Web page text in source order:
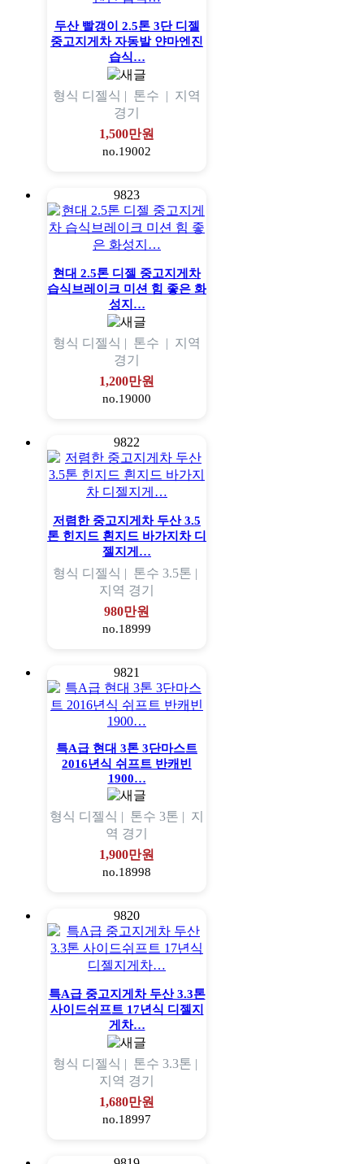
두산 빨갱이 2.5톤 3단 디젤
중고지게차 자동발 얀마엔진
습식…
형식 디젤식 | 톤수 | 지역
경기
1,500만원
no.19002
9823
현대 2.5톤 디젤 중고지게차
습식브레이크 미션 힘 좋은 화
성지…
형식 디젤식 | 톤수 | 지역
경기
1,200만원
no.19000
9822
저렴한 중고지게차 두산 3.5
톤 힌지드 흰지드 바가지차 디
젤지게…
형식 디젤식 | 톤수 3.5톤 |
지역 경기
980만원
no.18999
9821
특A급 현대 3톤 3단마스트
2016년식 쉬프트 반캐빈
1900…
형식 디젤식 | 톤수 3톤 | 지
역 경기
1,900만원
no.18998
9820
특A급 중고지게차 두산 3.3톤
사이드쉬프트 17년식 디젤지
게차…
형식 디젤식 | 톤수 3.3톤 |
지역 경기
1,680만원
no.18997